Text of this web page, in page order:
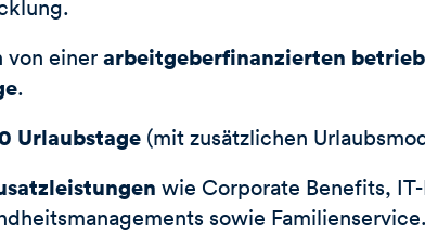
von einerarbeitgeberfinanzierten
.
Urlaubstage (mit zusätzlichen
wie Corporate Benefits,
sowie Familienservice.